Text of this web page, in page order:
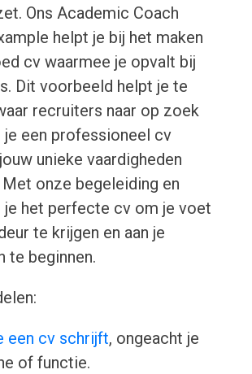
Ons Academic Coach
helpt je bij het maken
cv waarmee je opvalt bij
Dit voorbeeld helpt je te
recruiters naar op zoek
je een professioneel cv
unieke vaardigheden
onze begeleiding en
je het perfecte cv om je voet
te krijgen en aan je
te beginnen.
een cv schrijft, ongeacht je
of functie.